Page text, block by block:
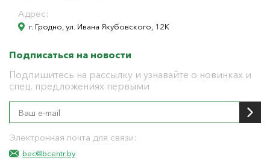
Адрес:
г. Гродно, ул. Ивана Якубовского, 12К
Подписаться на новости
Подпишитесь на рассылку и узнавайте о новинках и
спец. предложениях первыми
Электронная почта для связи:
bec@bcentr.by